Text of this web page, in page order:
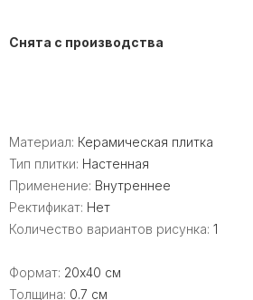
Снята с производства
Материал: Керамическая плитка
Тип плитки: Настенная
Применение: Внутреннее
Ректификат: Нет
Количество вариантов рисунка: 1
Формат: 20x40 см
Толщина: 0.7 см